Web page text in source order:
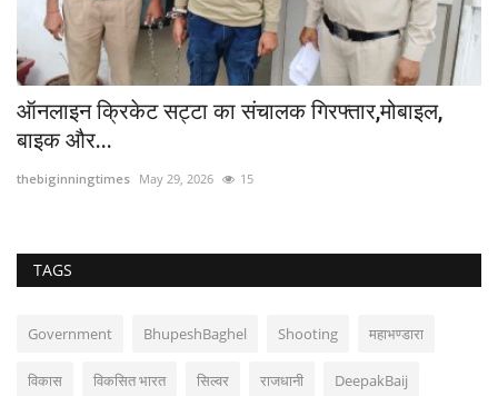
ऑनलाइन क्रिकेट सट्टा का संचालक गिरफ्तार,मोबाइल,
बाइक और...
thebiginningtimes May 29, 2026 15
TAGS
Government BhupeshBaghel Shooting महाभण्डारा
विकास विकसित भारत सिल्वर राजधानी DeepakBaij